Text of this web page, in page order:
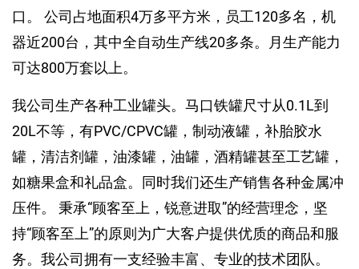
口。 公司占地面积4万多平方米，员工120多名，机
器近200台，其中全自动生产线20多条。月生产能力
可达800万套以上。
我公司生产各种工业罐头。马口铁罐尺寸从0.1L到
20L不等，有PVC/CPVC罐，制动液罐，补胎胶水
罐，清洁剂罐，油漆罐，油罐，酒精罐甚至工艺罐，
如糖果盒和礼品盒。同时我们还生产销售各种金属冲
压件。 秉承“顾客至上，锐意进取”的经营理念，坚
持“顾客至上”的原则为广大客户提供优质的商品和服
务。我公司拥有一支经验丰富、专业的技术团队。